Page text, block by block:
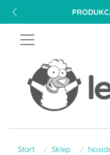
Start Sklep